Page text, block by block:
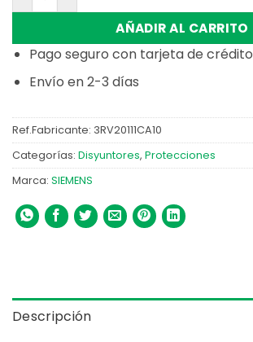
AÑADIR AL CARRITO
Pago seguro con tarjeta de crédito
Envío en 2-3 días
Ref.Fabricante: 3RV20111CA10
Categorías: Disyuntores, Protecciones
Marca: SIEMENS
Descripción